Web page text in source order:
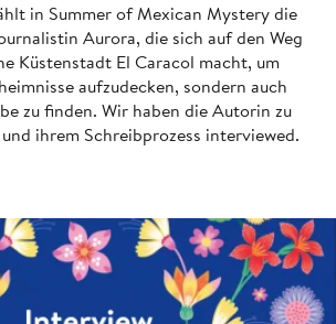
in Summer of Mexican Mystery die
Aurora, die sich auf den Weg
Küstenstadt El Caracol macht, um
aufzudecken, sondern auch
zu finden. Wir haben die Autorin zu
ihrem Schreibprozess interviewed.